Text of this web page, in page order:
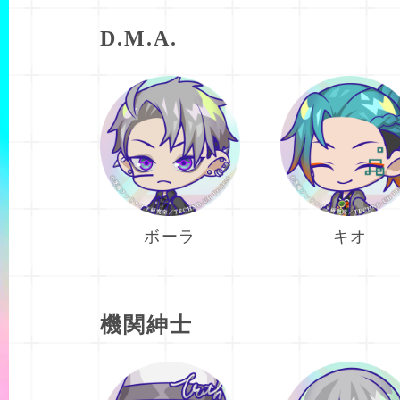
D.M.A.
ボーラ キオ
機関紳士